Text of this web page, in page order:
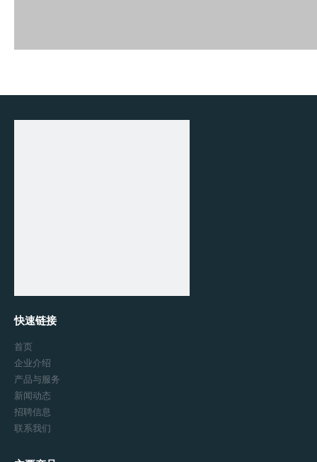
丙醛
丙酸正丙酯
2-甲基-2-戊烯醛
2-甲基戊醇
快速链接
首页
企业介绍
产品与服务
新闻动态
招聘信息
联系我们